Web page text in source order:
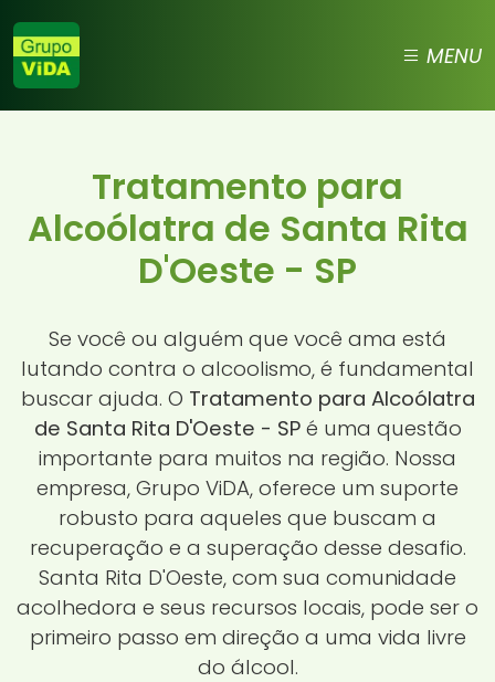
MENU
Tratamento para
Alcoólatra de Santa Rita
D'Oeste - SP
Se você ou alguém que você ama está
lutando contra o alcoolismo, é fundamental
buscar ajuda. O Tratamento para Alcoólatra
de Santa Rita D'Oeste - SPé uma questão
importante para muitos na região. Nossa
empresa, Grupo ViDA, oferece um suporte
robusto para aqueles que buscam a
recuperação e a superação desse desafio.
Santa Rita D'Oeste, com sua comunidade
acolhedora e seus recursos locais, pode ser o
primeiro passo em direção a uma vida livre
do álcool.